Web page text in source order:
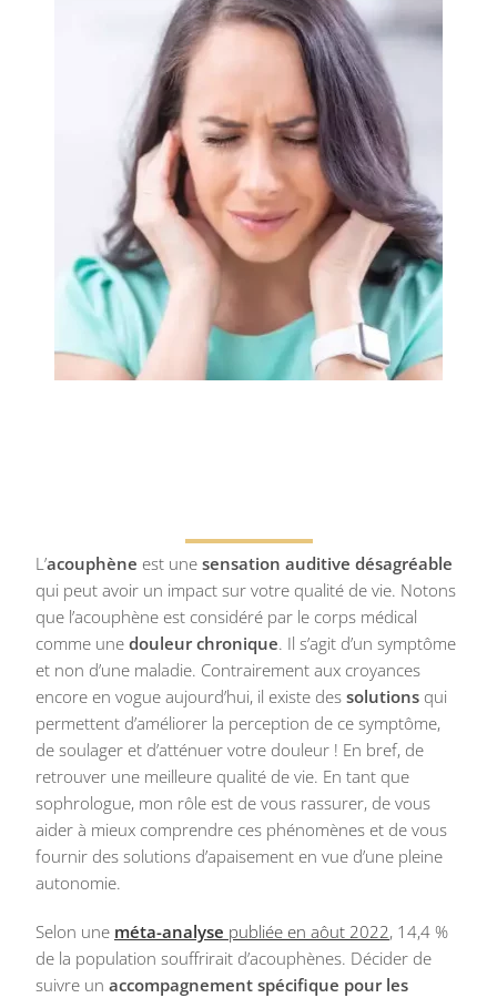
L’acouphène est unesensation auditive désagréable
qui peut avoir un impact sur votre qualité de vie. Notons
que l’acouphène est considéré par le corps médical
comme unedouleur chronique. Il s’agit d’un symptôme
et non d’une maladie. Contrairement aux croyances
encore en vogue aujourd’hui, il existe dessolutionsqui
permettent d’améliorer la perception de ce symptôme,
de soulager et d’atténuer votre douleur ! En bref, de
retrouver une meilleure qualité de vie. En tant que
sophrologue, mon rôle est de vous rassurer, de vous
aider à mieux comprendre ces phénomènes et de vous
fournir des solutions d’apaisement en vue d’une pleine
autonomie.
Selon une méta-analyse publiée en aôut 2022, 14,4 %
de la population souffrirait d’acouphènes. Décider de
suivre un accompagnement spécifique pour les